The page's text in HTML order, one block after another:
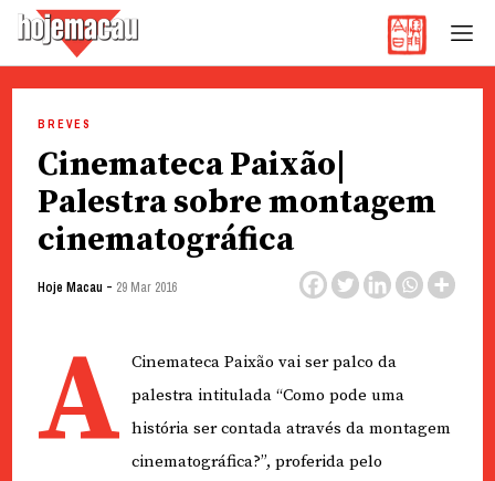
content
BREVES
Cinemateca Paixão|
Palestra sobre montagem
cinematográfica
Hoje Macau - 29 Mar 2016
A Cinemateca Paixão vai ser palco da
palestra intitulada “Como pode uma
história ser contada através da montagem
cinematográfica?”, proferida pelo